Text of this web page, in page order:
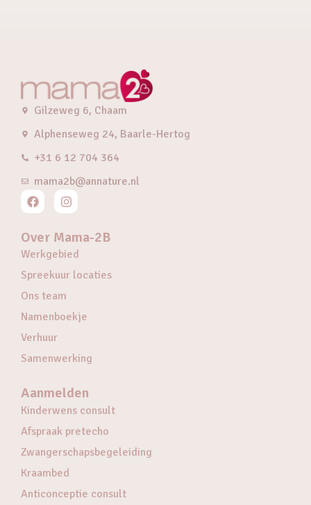
Gilzeweg 6, Chaam
Alphenseweg 24, Baarle-Hertog
+31 6 12 704 364
mama2b@annature.nl
Over Mama-2B
Werkgebied
Spreekuur locaties
Ons team
Namenboekje
Verhuur
Samenwerking
Aanmelden
Kinderwens consult
Afspraak pretecho
Zwangerschapsbegeleiding
Kraambed
Anticonceptie consult